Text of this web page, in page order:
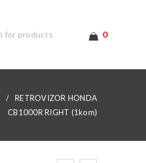
0
/
RETROVIZOR HONDA
CB1000R RIGHT (1kom)